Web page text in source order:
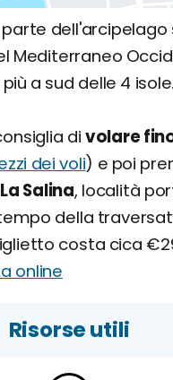
dell'arcipelago
Mediterraneo
a sud delle 4 isole.
di volare
dei voli) e poi
Salina, località
della
costa cica
online
Risorse utili